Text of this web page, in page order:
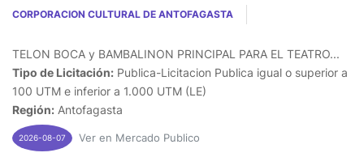
CORPORACION CULTURAL DE ANTOFAGASTA
TELON BOCA y BAMBALINON PRINCIPAL PARA EL TEATRO...
Tipo de Licitación: Publica-Licitacion Publica igual o superior a
100 UTM e inferior a 1.000 UTM (LE)
Región: Antofagasta
2026-08-07 Ver en Mercado Publico